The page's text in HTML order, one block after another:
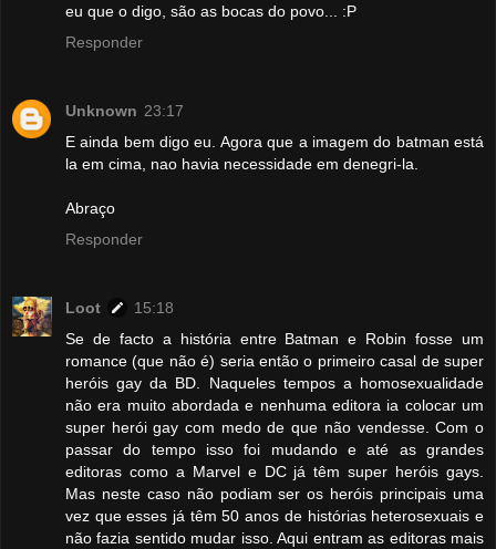
eu que o digo, são as bocas do povo... :P
Responder
Unknown 23:17
E ainda bem digo eu. Agora que a imagem do batman está
la em cima, nao havia necessidade em denegri-la.
Abraço
Responder
Loot
15:18
Se de facto a história entre Batman e Robin fosse um
romance (que não é) seria então o primeiro casal de super
heróis gay da BD. Naqueles tempos a homosexualidade
não era muito abordada e nenhuma editora ia colocar um
super herói gay com medo de que não vendesse. Com o
passar do tempo isso foi mudando e até as grandes
editoras como a Marvel e DC já têm super heróis gays.
Mas neste caso não podiam ser os heróis principais uma
vez que esses já têm 50 anos de histórias heterosexuais e
não fazia sentido mudar isso. Aqui entram as editoras mais